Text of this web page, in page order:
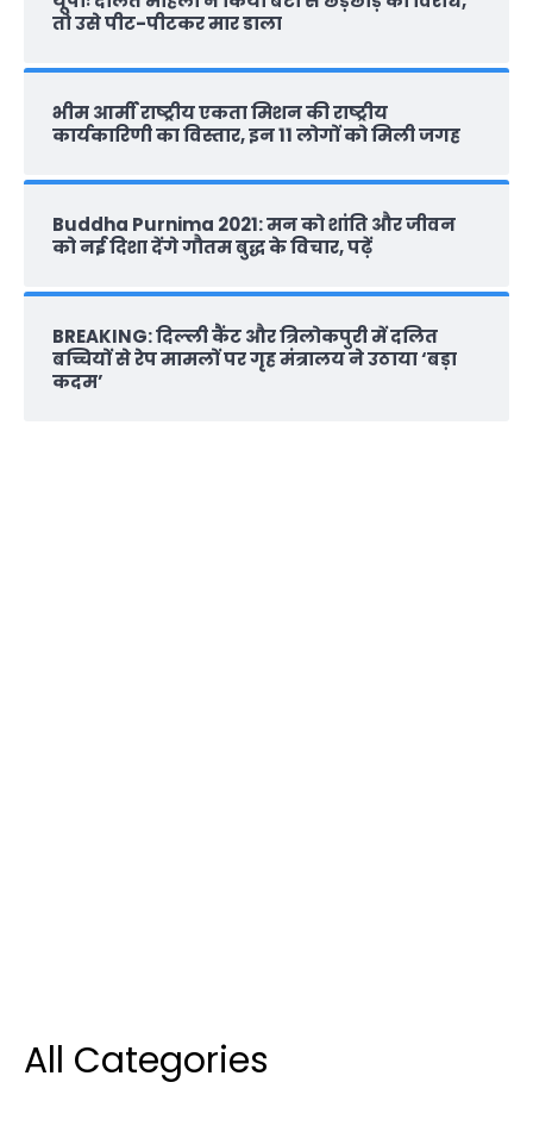
तो उसे पीट-पीटकर मार डाला
भीम आर्मी राष्‍ट्रीय एकता मिशन की राष्‍ट्रीय
कार्यकारिणी का विस्तार, इन 11 लोगों को मिली जगह
Buddha Purnima 2021: मन को शांति और जीवन
को नई दिशा देंगे गौतम बुद्ध के विचार, पढ़ें
BREAKING: दिल्‍ली कैंट और त्रिलोकपुरी में दलित
बच्चियों से रेप मामलों पर गृह मंत्रालय ने उठाया ‘बड़ा
कदम’
All Categories